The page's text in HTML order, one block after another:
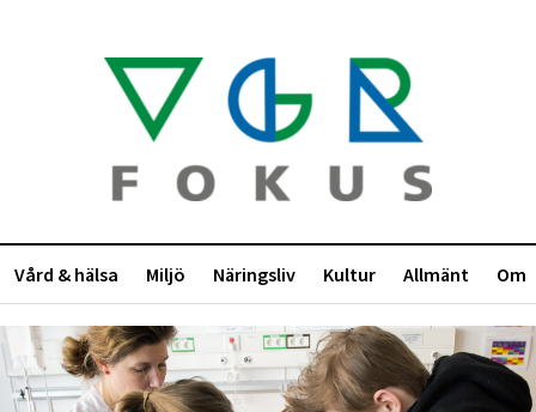
Vård & hälsa Miljö Näringsliv Kultur Allmänt Om